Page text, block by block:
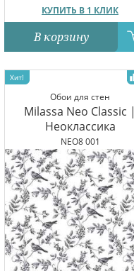
КУПИТЬ В 1 КЛИК
В корзину
Обои для стен
Milassa Neo Classic |
Неоклассика
NEO8 001